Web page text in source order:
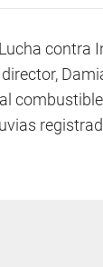
contra